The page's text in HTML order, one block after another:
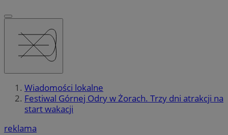
Wiadomości lokalne
Festiwal Górnej Odry w Żorach. Trzy dni atrakcji na
start wakacji
reklama